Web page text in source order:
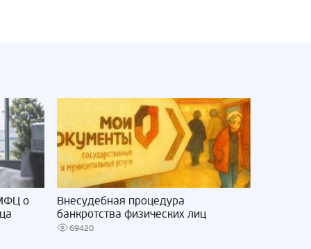
о
Внесудебная процедура
банкротства физических лиц
69420